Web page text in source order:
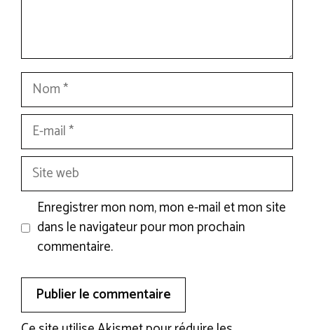
Nom
mail
Site
web
Enregistrer mon nom, mon e-mail et mon site
dans le navigateur pour mon prochain
commentaire.